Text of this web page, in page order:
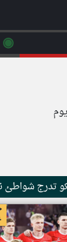
تدرج شواطئ
◉